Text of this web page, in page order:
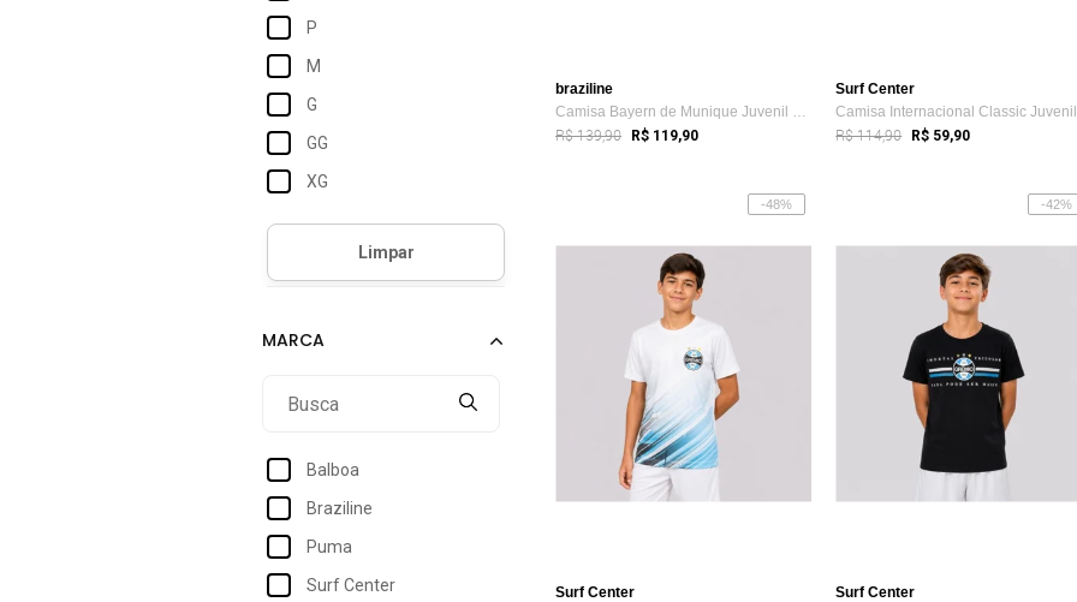
P
M
G
GG
XG
1
3G
6
Balboa
Braziline
Puma
Surf Center
braziline
Camisa Bayern de Munique Juvenil Vermelha 17 Olise
R$ 139,90 R$ 119,90
Surf Center
R$ 114,90 R$ 59,90
-48%
Surf Center
-42%
Surf Center